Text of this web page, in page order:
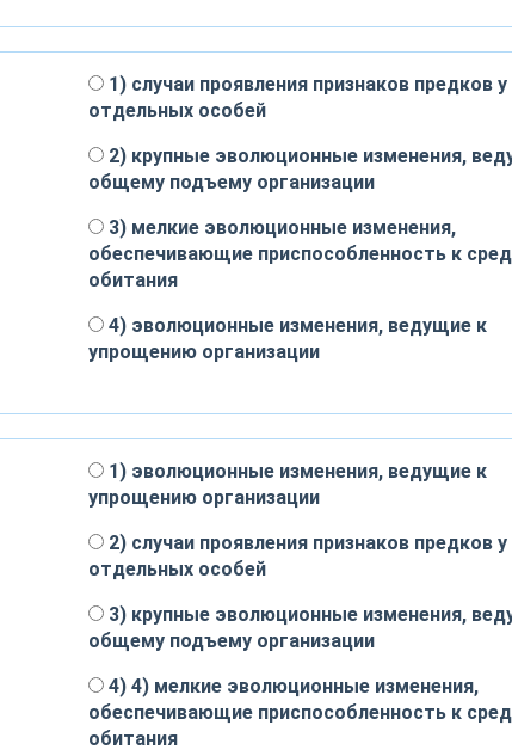
1) случаи проявления признаков предков у
отдельных особей
2) крупные эволюционные изменения,
общему подъему организации
3) мелкие эволюционные изменения,
обеспечивающие приспособленность к
обитания
4) эволюционные изменения, ведущие к
упрощению организации
1) эволюционные изменения, ведущие к
упрощению организации
2) случаи проявления признаков предков у
отдельных особей
3) крупные эволюционные изменения,
общему подъему организации
4) 4) мелкие эволюционные изменения,
обеспечивающие приспособленность к
обитания